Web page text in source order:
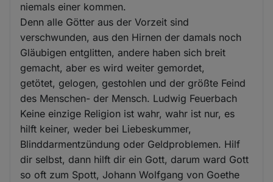
niemals einer kommen.
Denn alle Götter aus der Vorzeit sind
verschwunden, aus den Hirnen der damals noch
Gläubigen entglitten, andere haben sich breit
gemacht, aber es wird weiter gemordet,
getötet, gelogen, gestohlen und der größte Feind
des Menschen- der Mensch. Ludwig Feuerbach
Keine einzige Religion ist wahr, wahr ist nur, es
hilft keiner, weder bei Liebeskummer,
Blinddarmentzündung oder Geldproblemen. Hilf
dir selbst, dann hilft dir ein Gott, darum ward Gott
so oft zum Spott, Johann Wolfgang von Goethe